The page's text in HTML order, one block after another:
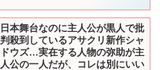
日本舞台なのに主人公が黒人で批
判殺到しているアサクリ新作シャ
ドウズ…実在する人物の弥助が主
人公の一人だが、コレは別にいい